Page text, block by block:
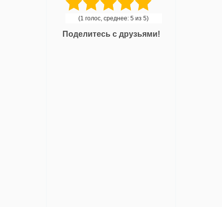
(1 голос, среднее: 5 из 5)
Поделитесь с друзьями!